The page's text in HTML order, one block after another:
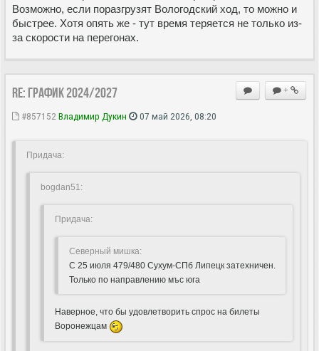
Возможно, если поразгрузят Вологодский ход, то можно и
быстрее. Хотя опять же - тут время теряется не только из-
за скорости на перегонах.
+
Re: ГРАФИК 2024/2027
#857152 Владимир Дукин 07 май 2026, 08:20
Придача:
bogdan51:
Придача:
Северный мишка:
С 25 июля 479/480 Сухум-СПб Липецк затехничен.
Только по направлению мъс юга
Наверное, что бы удовлетворить спрос на билеты
Воронежцам